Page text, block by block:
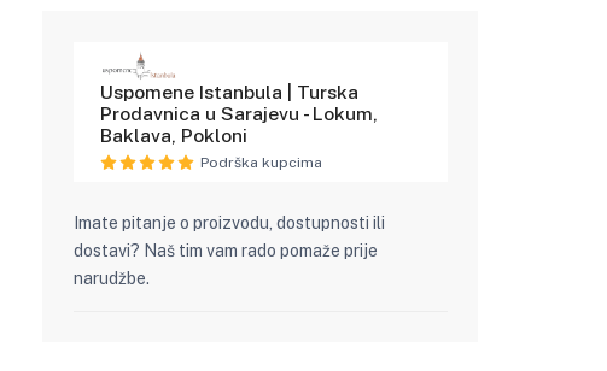
Uspomene Istanbula | Turska
Prodavnica u Sarajevu - Lokum,
Baklava, Pokloni
Podrška kupcima
Imate pitanje o proizvodu, dostupnosti ili
dostavi? Naš tim vam rado pomaže prije
narudžbe.